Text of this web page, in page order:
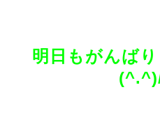
明日もがんば